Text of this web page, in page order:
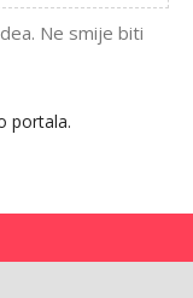
Ne smije biti
portala.